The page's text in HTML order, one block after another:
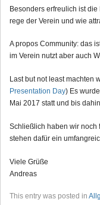
Besonders erfreulich ist
rege der Verein und wie
A propos Community: das
im Verein nutzt aber auch
Last but not least machten
Presentation Day) Es
Mai 2017 statt und bis
Schließlich haben wir noch
stehen dafür ein
Viele Grüße
Andreas
This entry was posted in